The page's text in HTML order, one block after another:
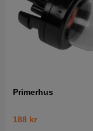
Primerhus
188 kr